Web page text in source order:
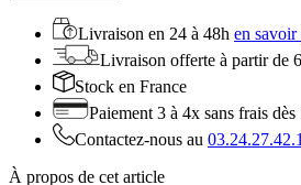
Livraison en 24 à 48h en savoir
Livraison offerte à partir de
Stock en France
Paiement 3 à 4x sans frais
Contactez-nous au
À propos de cet article